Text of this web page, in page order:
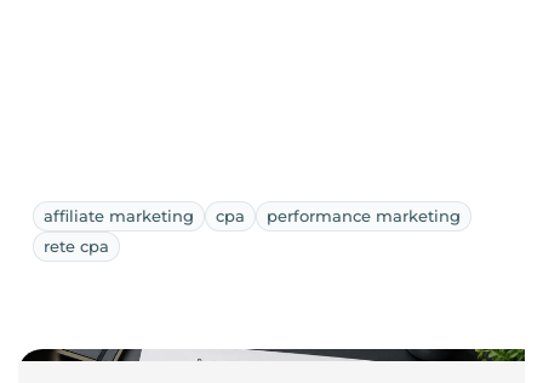
affiliate marketing cpa
performance marketing
rete cpa